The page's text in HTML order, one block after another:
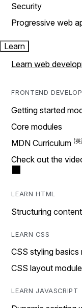
Security
Progressive web
Learn
Learn web
FRONTEND
Getting started
Core modules
MDN Curriculum
Check out the
LEARN HTML
Structuring
LEARN CSS
CSS styling basics
CSS layout module
LEARN JAVASCRIPT